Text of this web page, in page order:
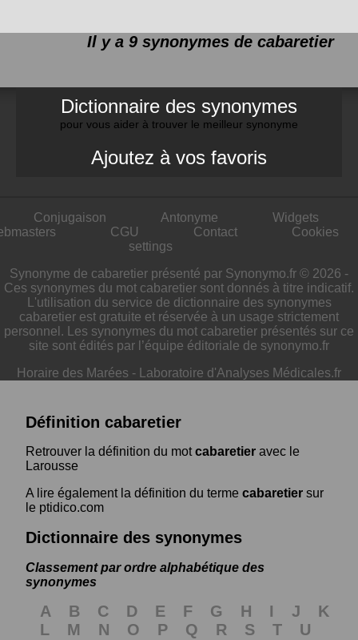
Il y a 9 synonymes de cabaretier
Dictionnaire des synonymes
pour vous aider à trouver le meilleur synonyme
Ajoutez à vos favoris
Conjugaison Antonyme
Widgets
CGU Contact
Cookies
settings
Synonyme de cabaretier présenté par Synonymo.fr © 2026 -
Ces synonymes du mot cabaretier sont donnés à titre indicatif.
L'utilisation du service de dictionnaire des synonymes
cabaretier est gratuite et réservée à un usage strictement
personnel. Les synonymes du mot cabaretier présentés sur ce
site sont édités par l’équipe éditoriale de synonymo.fr
Horaire des Marées - Laboratoire d'Analyses Médicales.fr
Définition cabaretier
Retrouver la définition du motcabaretier avec le
Larousse
A lire également la définition du terme cabaretier sur
le ptidico.com
Dictionnaire des synonymes
Classement par ordre alphabétique des
synonymes
A B C D E F G H I J
K
L
M N O P Q R S T
U